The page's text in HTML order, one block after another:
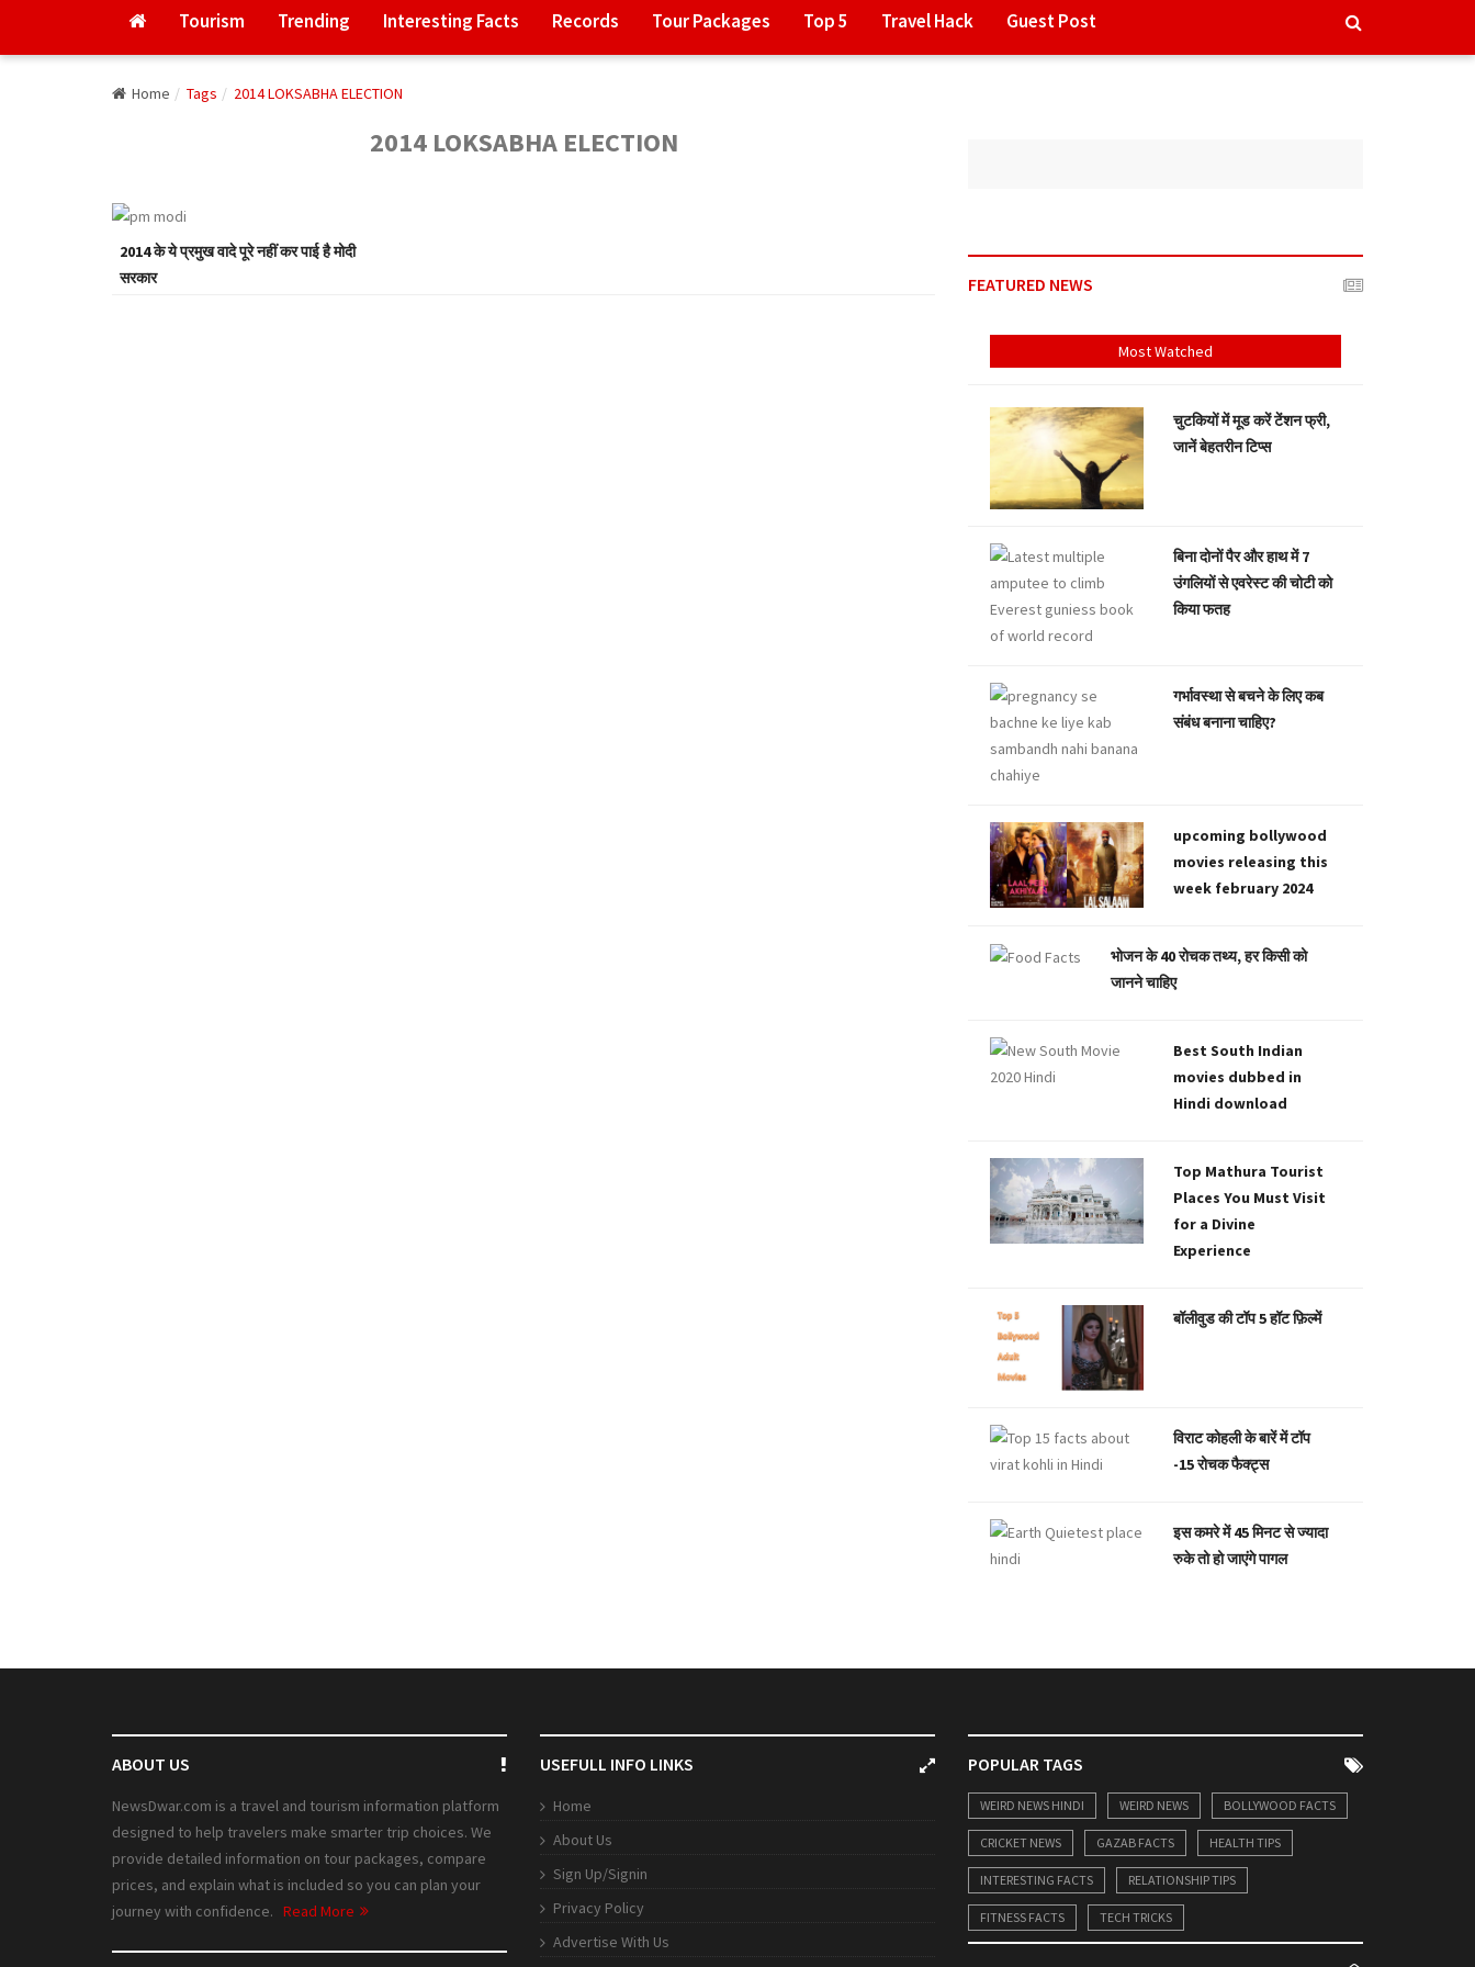
Tourism Trending Interesting Facts Records Tour Packages Top 5 Travel Hack Guest Post
Home Tags 2014 LOKSABHA ELECTION
2014 LOKSABHA ELECTION
2014 के ये प्रमुख वादे पूरे नहीं कर पाई है मोदी
सरकार
FEATURED NEWS
Most Watched
चुटकियों में मूड करें टेंशन फ्री,
जानें बेहतरीन टिप्स
बिना दोनों पैर और हाथ में 7
उंगलियों से एवरेस्ट की चोटी को
किया फतह
गर्भावस्था से बचने के लिए कब
संबंध बनाना चाहिए?
upcoming bollywood
movies releasing this
week february 2024
भोजन के 40 रोचक तथ्य, हर किसी को
जानने चाहिए
Best South Indian
movies dubbed in
Hindi download
Top Mathura Tourist
Places You Must Visit
for a Divine
Experience
बॉलीवुड की टॉप 5 हॉट फ़िल्में
विराट कोहली के बारें में टॉप
-15 रोचक फैक्ट्स
इस कमरे में 45 मिनट से ज्यादा
रुके तो हो जाएंगे पागल
ABOUT US
NewsDwar.com is a travel and tourism information platform
designed to help travelers make smarter trip choices. We
provide detailed information on tour packages, compare
prices, and explain what is included so you can plan your
journey with confidence. Read More
USEFULL INFO LINKS
Home
About Us
Sign Up/Signin
Privacy Policy
Advertise With Us
POPULAR TAGS
WEIRD NEWS HINDI WEIRD NEWS BOLLYWOOD FACTS
CRICKET NEWS GAZAB FACTS HEALTH TIPS
INTERESTING FACTS RELATIONSHIP TIPS
FITNESS FACTS TECH TRICKS